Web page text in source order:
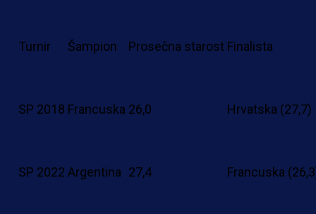
Turnir Šampion Prosečna starost Finalista
SP 2018 Francuska 26,0 Hrvatska (27,7)
SP 2022 Argentina 27,4 Francuska